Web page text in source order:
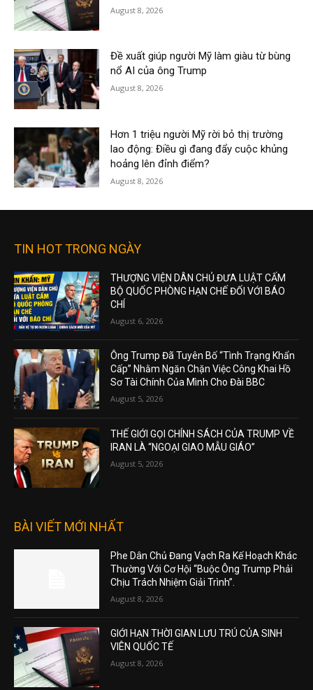
August 8, 2026
Đề xuất giúp người Mỹ làm giàu từ bùng
nổ AI của ông Trump
August 8, 2026
Hơn 1 triệu người Mỹ rời bỏ thị trường
lao động: Điều gì đang đẩy cuộc khủng
hoảng lên đỉnh điểm?
August 8, 2026
TIN HOT TRONG NGÀY
THƯỢNG VIỆN DÂN CHỦ ĐƯA LUẬT CẤM
BỘ QUỐC PHÒNG HẠN CHẾ ĐỐI VỚI BÁO
CHÍ
August 6, 2026
Ông Trump Đã Tuyên Bố “Tình Trạng Khẩn
Cấp” Nhằm Ngăn Chặn Việc Công Khai Hồ
Sơ Tài Chính Của Mình Cho Đài BBC
August 5, 2026
THẾ GIỚI GỌI CHÍNH SÁCH CỦA TRUMP VỀ
IRAN LÀ “NGOẠI GIAO MẪU GIÁO”
August 5, 2026
BÀI VIẾT MỚI NHẤT
Phe Dân Chủ Đang Vạch Ra Kế Hoạch Khác
Thường Với Cơ Hội “Buộc Ông Trump Phải
Chịu Trách Nhiệm Giải Trình”.
August 8, 2026
GIỚI HẠN THỜI GIAN LƯU TRÚ CỦA SINH
VIÊN QUỐC TẾ
August 8, 2026